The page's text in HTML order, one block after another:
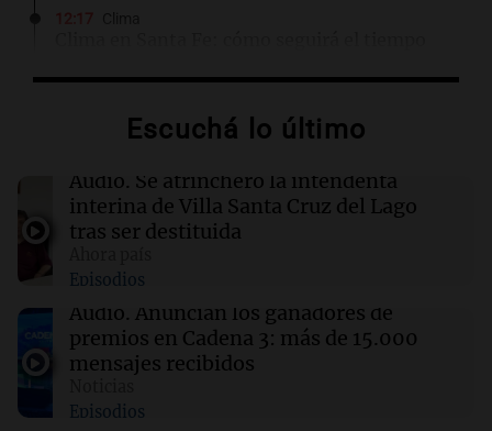
Juntos
Santa Cruz del Lago y se atrincheró
12:13 Sociedad
números ganadores de hoy viernes 7 de
agosto.
12:11 Clima
viernes 7 de agosto
Escuchá lo último
Audio. Se atrincheró la intendenta
interina de Villa Santa Cruz del Lago
tras ser destituida
Episodios
Audio. Anuncian los ganadores de
premios en Cadena 3: más de 15.000
mensajes recibidos
Episodios